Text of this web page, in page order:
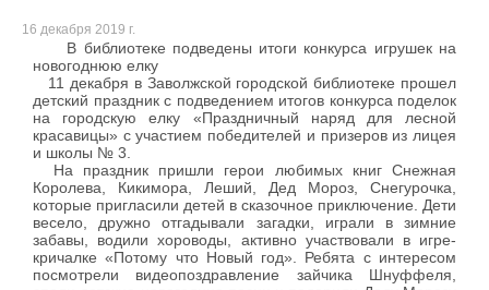
16 декабря 2019 г.
В библиотеке подведены итоги конкурса игрушек на
новогоднюю елку
11 декабря в Заволжской городской библиотеке прошел
детский праздник с подведением итогов конкурса поделок
на городскую елку «Праздничный наряд для лесной
красавицы» с участием победителей и призеров из лицея
и школы № 3.
На праздник пришли герои любимых книг Снежная
Королева, Кикимора, Леший, Дед Мороз, Снегурочка,
которые пригласили детей в сказочное приключение. Дети
весело, дружно отгадывали загадки, играли в зимние
забавы, водили хороводы, активно участвовали в игре-
кричалке «Потому что Новый год». Ребята с интересом
посмотрели видеопоздравление зайчика Шнуффеля,